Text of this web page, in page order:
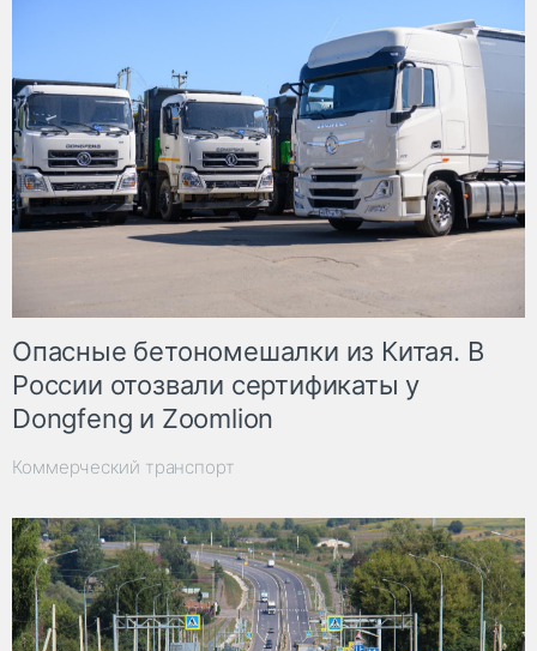
Опасные бетономешалки из Китая. В
России отозвали сертификаты у
Dongfeng и Zoomlion
Коммерческий транспорт